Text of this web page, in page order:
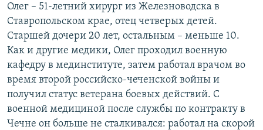
Олег – 51-летний хирург из Железноводска в
Ставропольском крае, отец четверых детей.
Старшей дочери 20 лет, остальным – меньше 10.
Как и другие медики, Олег проходил военную
кафедру в мединституте, затем работал врачом во
время второй российско-чеченской войны и
получил статус ветерана боевых действий. С
военной медициной после службы по контракту в
Чечне он больше не сталкивался: работал на скорой